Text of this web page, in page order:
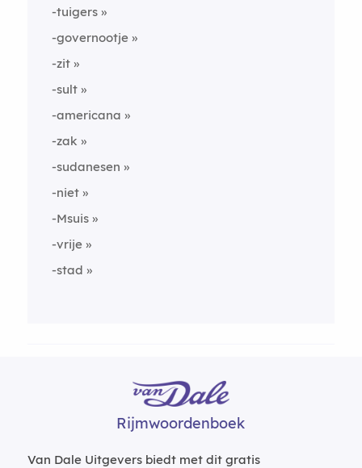
-tuigers
-governootje
-zit
-sult
-americana
-zak
-sudanesen
-niet
-Msuis
-vrije
-stad
Rijmwoordenboek
Van Dale Uitgevers biedt met dit gratis